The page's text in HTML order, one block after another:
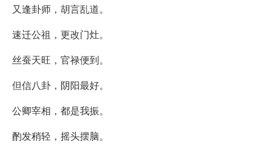
又逢卦师，胡言乱道。
速迁公祖，更改门灶。
丝蚕天旺，官禄便到。
但信八卦，阴阳最好。
公卿宰相，都是我振。
酌发稍轻，摇头摆脑。